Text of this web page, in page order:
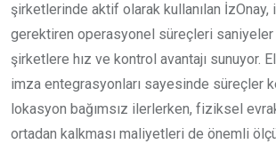
şirketlerinde aktif olarak kullanılan İzOnay,
gerektiren operasyonel süreçleri
şirketlere hız ve kontrol avantajı sunuyor.
imza entegrasyonları sayesinde süreçler
lokasyon bağımsız ilerlerken, fiziksel
ortadan kalkması maliyetleri de önemli